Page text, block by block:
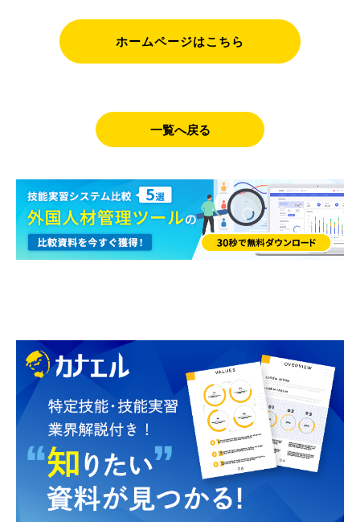
ホームページはこちら
一覧へ戻る